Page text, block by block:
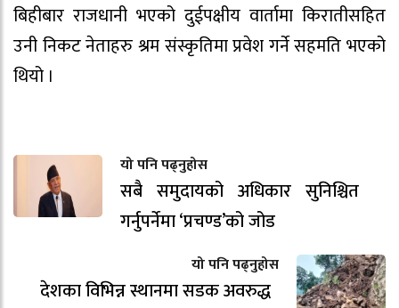
बिहीबार राजधानी भएको दुईपक्षीय वार्तामा किरातीसहित
उनी निकट नेताहरु श्रम संस्कृतिमा प्रवेश गर्ने सहमति भएको
थियो ।
यो पनि पढ्नुहोस
सबै समुदायको अधिकार सुनिश्चित
गर्नुपर्नेमा ‘प्रचण्ड’को जोड
यो पनि पढ्नुहोस
देशका विभिन्न स्थानमा सडक अवरुद्ध